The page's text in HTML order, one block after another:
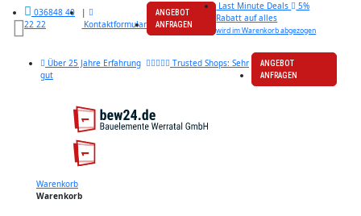
036848 40
22 22
|
Kontaktformular
ANGEBOT
ANFRAGEN
Last Minute Deals
5%
Rabatt auf alles
wird im Warenkorb abgezogen
Über 25 Jahre Erfahrung
Trusted Shops: Sehr
gut
ANGEBOT
ANFRAGEN
Warenkorb
Warenkorb